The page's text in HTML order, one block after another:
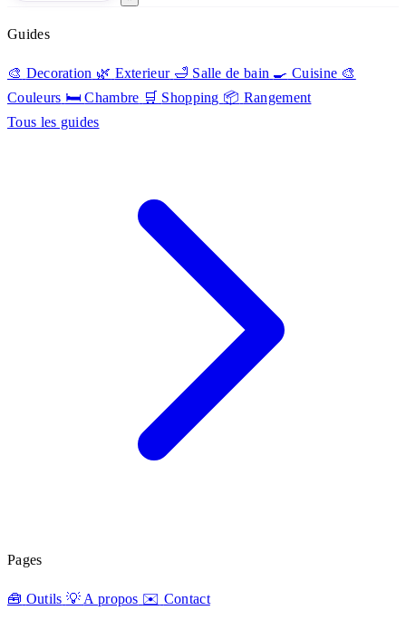
Guides
🎨 Decoration 🌿 Exterieur 🛁 Salle de bain 🍳 Cuisine 🎨
Couleurs 🛏️ Chambre 🛒 Shopping 📦 Rangement
Tous les guides
Pages
🧰 Outils 💡 A propos ✉️ Contact